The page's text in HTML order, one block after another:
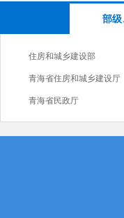
部
住房和城乡建设部
青海省住房和城乡建设厅
青海省民政厅